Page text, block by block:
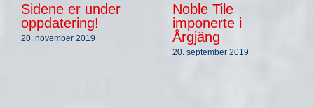
Sidene er under
oppdatering!
20. november 2019
Noble Tile
imponerte i
Årgjäng
20. september 2019